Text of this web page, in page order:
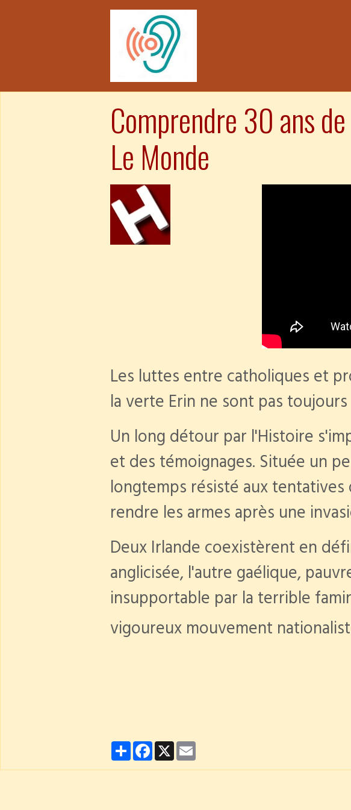
Comprendre 30 ans
Le Monde
Les luttes entre catholiques et
la verte Erin ne sont pas
Un long détour par l'Histoire
et des témoignages. Située un
longtemps résisté aux
rendre les armes après une
Deux Irlande coexistèrent en
anglicisée, l'autre gaélique,
insupportable par la terrible
vigoureux mouvement
PartagerFacebook
X